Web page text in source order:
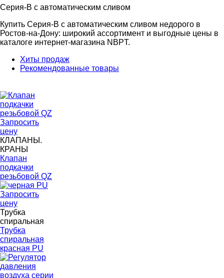
Серия-В с автоматическим сливом
Купить Серия-В с автоматическим сливом недорого в
Ростов-на-Дону: широкий ассортимент и выгодные цены в
каталоге интернет-магазина NBPT.
Хиты продаж
Рекомендованные товары
Запросить
цену
КЛАПАНЫ.
КРАНЫ
Клапан
подкачки
резьбовой QZ
Запросить
цену
Трубка
спиральная
Трубка
спиральная
красная PU